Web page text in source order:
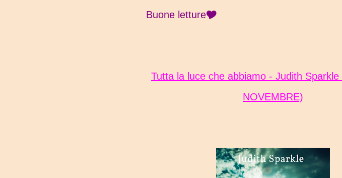
Buone letture🎔
Tutta la luce che abbiamo - Judith Sparkle (USCITA 20
NOVEMBRE)